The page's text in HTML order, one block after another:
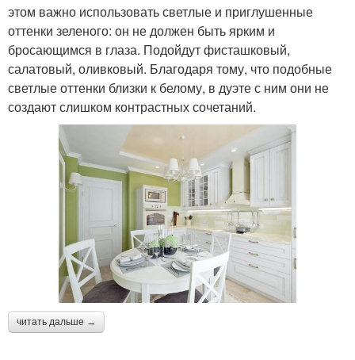
этом важно использовать светлые и приглушенные
оттенки зеленого: он не должен быть ярким и
бросающимся в глаза. Подойдут фисташковый,
салатовый, оливковый. Благодаря тому, что подобные
светлые оттенки близки к белому, в дуэте с ним они не
создают слишком контрастных сочетаний.
читать дальше →